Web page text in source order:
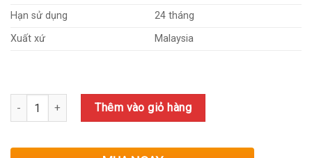
Hạn sử dụng
24 tháng
Xuất xứ
Malaysia
Số lượng Thêm vào giỏ hàng